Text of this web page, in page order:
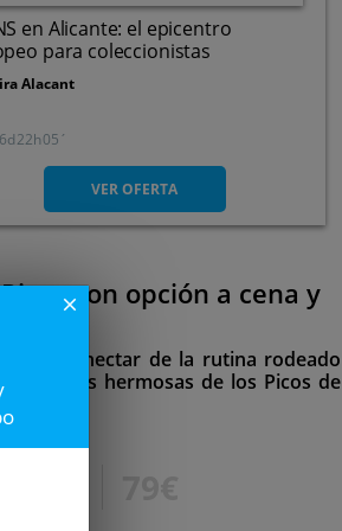
en Alicante: el epicentro
para coleccionistas
Alacant
Carretera N-340, Km 731,
3320. Elche/elx. Alicante
22 05
VER OFERTA
con opción a cena y
desconectar de la rutina rodeado
más hermosas de los Picos de
close